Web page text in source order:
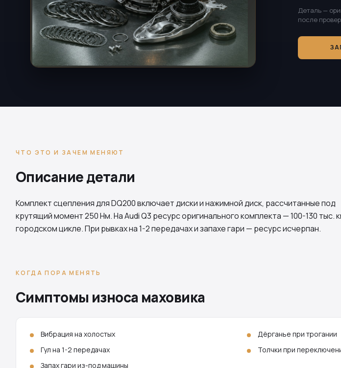
Деталь —
после
ЧТО ЭТО И ЗАЧЕМ МЕНЯЮТ
Описание детали
Комплект сцепления дляDQ200включает диски и нажимной диск, рассчитанные под
крутящий момент 250 Нм. На Audi Q3 ресурс оригинального комплекта — 100-130 тыс.
городском цикле. При рывках на 1-2 передачах и запахе гари — ресурс исчерпан.
КОГДА ПОРА МЕНЯТЬ
Симптомы износа маховика
Вибрация на холостых
Дёрганье при трогании
Гул на 1-2 передачах
Толчки при
Запах гари из-под машины